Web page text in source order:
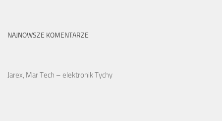
NAJNOWSZE KOMENTARZE
Jarex, Mar Tech – elektronik Tychy